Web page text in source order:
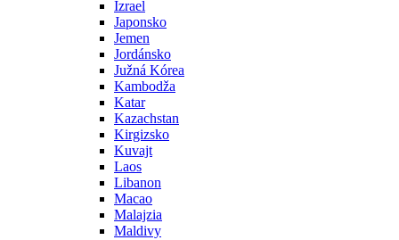
Izrael
Japonsko
Jemen
Jordánsko
Južná Kórea
Kambodža
Katar
Kazachstan
Kirgizsko
Kuvajt
Laos
Libanon
Macao
Malajzia
Maldivy